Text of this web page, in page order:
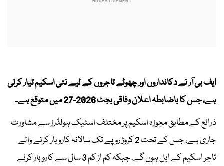
ایف بی آر نے دکانداروں اور چھوٹے تاجروں کے لیے نئی اسکیم تیار کرلی
ہے، جس کا باضابطہ اعلان وفاقی بجٹ 2026-27 میں متوقع ہے۔
ذرائع کے مطابق مجوزہ اسکیم پر مختلف اسٹیک ہولڈرز سے مشاورت
جاری ہے، جس کے تحت 2 کروڑ روپے تک سالانہ کاروبار کرنے والے
تاجر اسکیم کے اہل ہوں گے، جبکہ کم از کم 3 سال سے کاروبار کرنے